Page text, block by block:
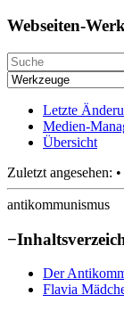
Webseiten-
Letzte
Medien-
Übersicht
Zuletzt angesehen: •
antikommunismus
−
Der
Flavia